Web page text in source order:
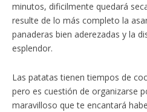
minutos, dificilmente quedará
resulte de lo más completo la
panaderas bien aderezadas y la
esplendor.
Las patatas tienen tiempos de
pero es cuestión de organizarse
maravilloso que te encantará